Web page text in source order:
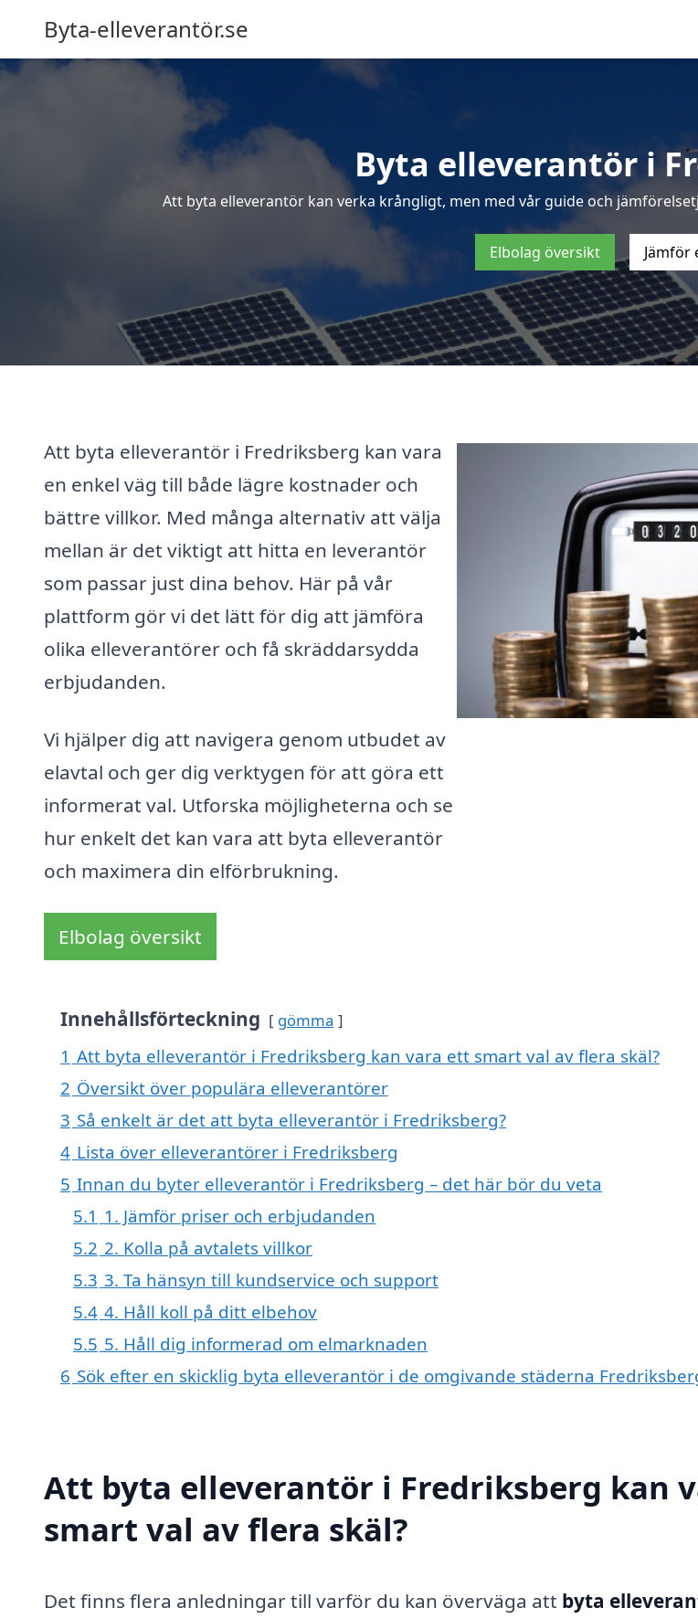
Byta-elleverantör.se
Byta elleverantör i
Att byta elleverantör kan verka krångligt, men med vår guide och
Elbolag översikt Jämför
Att byta elleverantör i Fredriksberg kan vara
en enkel väg till både lägre kostnader och
bättre villkor. Med många alternativ att välja
mellan är det viktigt att hitta en leverantör
som passar just dina behov. Här på vår
plattform gör vi det lätt för dig att jämföra
olika elleverantörer och få skräddarsydda
erbjudanden.
Vi hjälper dig att navigera genom utbudet av
elavtal och ger dig verktygen för att göra ett
informerat val. Utforska möjligheterna och se
hur enkelt det kan vara att byta elleverantör
och maximera din elförbrukning.
Elbolag översikt
Innehållsförteckning gömma
1 Att byta elleverantör i Fredriksberg kan vara ett smart val av flera skäl?
2 Översikt över populära elleverantörer
3 Så enkelt är det att byta elleverantör i Fredriksberg?
4 Lista över elleverantörer i Fredriksberg
5 Innan du byter elleverantör i Fredriksberg – det här bör du veta
5.1 1. Jämför priser och erbjudanden
5.2 2. Kolla på avtalets villkor
5.3 3. Ta hänsyn till kundservice och support
5.4 4. Håll koll på ditt elbehov
5.5 5. Håll dig informerad om elmarknaden
6 Sök efter en skicklig byta elleverantör i de omgivande städerna
Att byta elleverantör i Fredriksberg kan
smart val av flera skäl?
Det finns flera anledningar till varför du kan överväga att byta